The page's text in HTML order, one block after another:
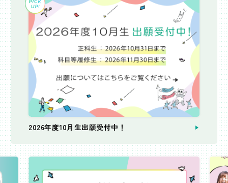
2026年度10月生出願受付中！